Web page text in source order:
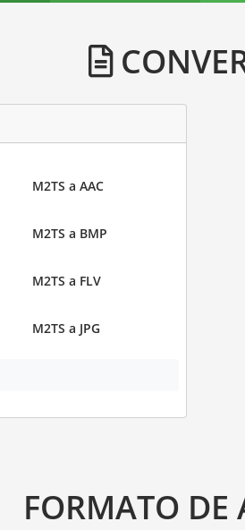
M2TS a AAC
M2TS a BMP
M2TS a FLV
M2TS a JPG
FORMATO DE